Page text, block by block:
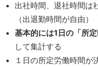
出社時間、退社時間は
（出退勤時間が自由）
基本的には1日の「所
して集計する
１日の所定労働時間が